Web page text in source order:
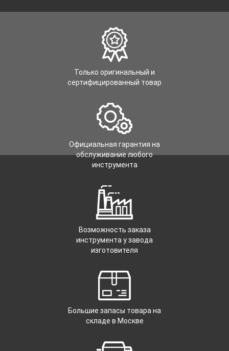
Только оригинальный и
сертифицированный товар
Официальная гарантия на
обслуживание любого
инструмента
Возможность заказа
инструмента у завода
изготовителя
Большие запасы товара на
складе в Москве